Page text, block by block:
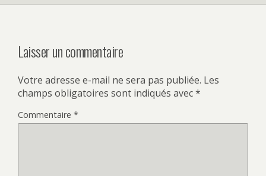
Laisser un commentaire
Votre adresse e-mail ne sera pas publiée. Les
champs obligatoires sont indiqués avec*
Commentaire *